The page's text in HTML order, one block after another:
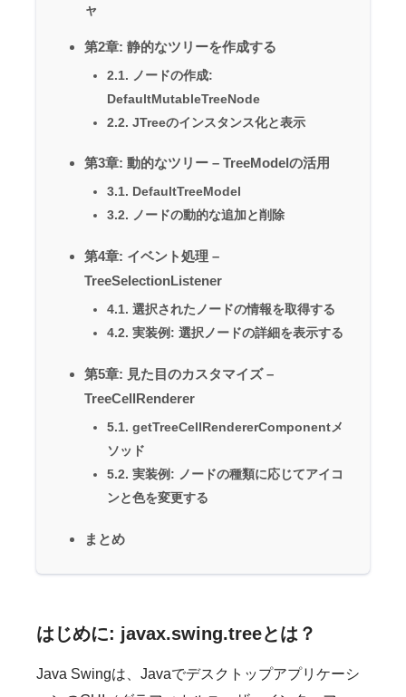
ャ
第2章: 静的なツリーを作成する
2.1. ノードの作成:
DefaultMutableTreeNode
2.2. JTreeのインスタンス化と表示
第3章: 動的なツリー – TreeModelの活用
3.1. DefaultTreeModel
3.2. ノードの動的な追加と削除
第4章: イベント処理 –
TreeSelectionListener
4.1. 選択されたノードの情報を取得する
4.2. 実装例: 選択ノードの詳細を表示する
第5章: 見た目のカスタマイズ –
TreeCellRenderer
5.1. getTreeCellRendererComponentメ
ソッド
5.2. 実装例: ノードの種類に応じてアイコ
ンと色を変更する
まとめ
はじめに: javax.swing.treeとは？
Java Swingは、Javaでデスクトップアプリケーシ